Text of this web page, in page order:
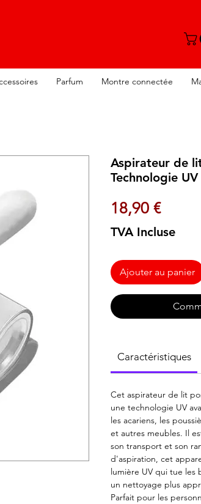
Parfum Montre connectée
Aspirateur de
Technologie
18,90 €Prix
TVA Incluse
Ajouter au panier
Caractéristiques
Cet aspirateur de lit
une technologie UV
les acariens, les
et autres meubles. Il
son transport et son
d'aspiration, cet
lumière UV qui tue les
un nettoyage plus
Parfait pour les